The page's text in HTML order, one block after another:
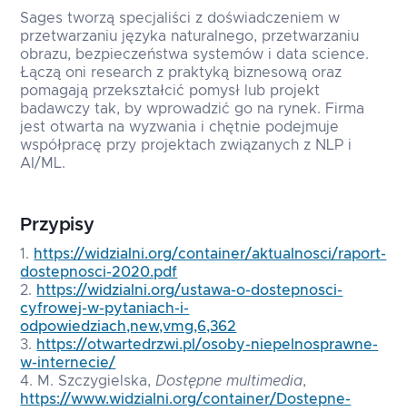
Sages tworzą specjaliści z doświadczeniem w
przetwarzaniu języka naturalnego, przetwarzaniu
obrazu, bezpieczeństwa systemów i data science.
Łączą oni research z praktyką biznesową oraz
pomagają przekształcić pomysł lub projekt
badawczy tak, by wprowadzić go na rynek. Firma
jest otwarta na wyzwania i chętnie podejmuje
współpracę przy projektach związanych z NLP i
AI/ML.
Przypisy
https://widzialni.org/container/aktualnosci/raport-
dostepnosci-2020.pdf
https://widzialni.org/ustawa-o-dostepnosci-
cyfrowej-w-pytaniach-i-
odpowiedziach,new,vmg,6,362
https://otwartedrzwi.pl/osoby-niepelnosprawne-
w-internecie/
M. Szczygielska,Dostępne multimedia,
https://www.widzialni.org/container/Dostepne-